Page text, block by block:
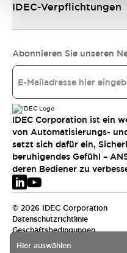
Hier auswählen
IDEC-Verpflichtungen
Abonnieren Sie unseren
IDEC Corporation ist ein
von Automatisierungs-
setzt sich dafür ein,
beruhigendes Gefühl –
deren Bediener zu
© 2026 IDEC Corporation
Datenschutzrichtlinie
Geschäftsbedingungen
EMEA